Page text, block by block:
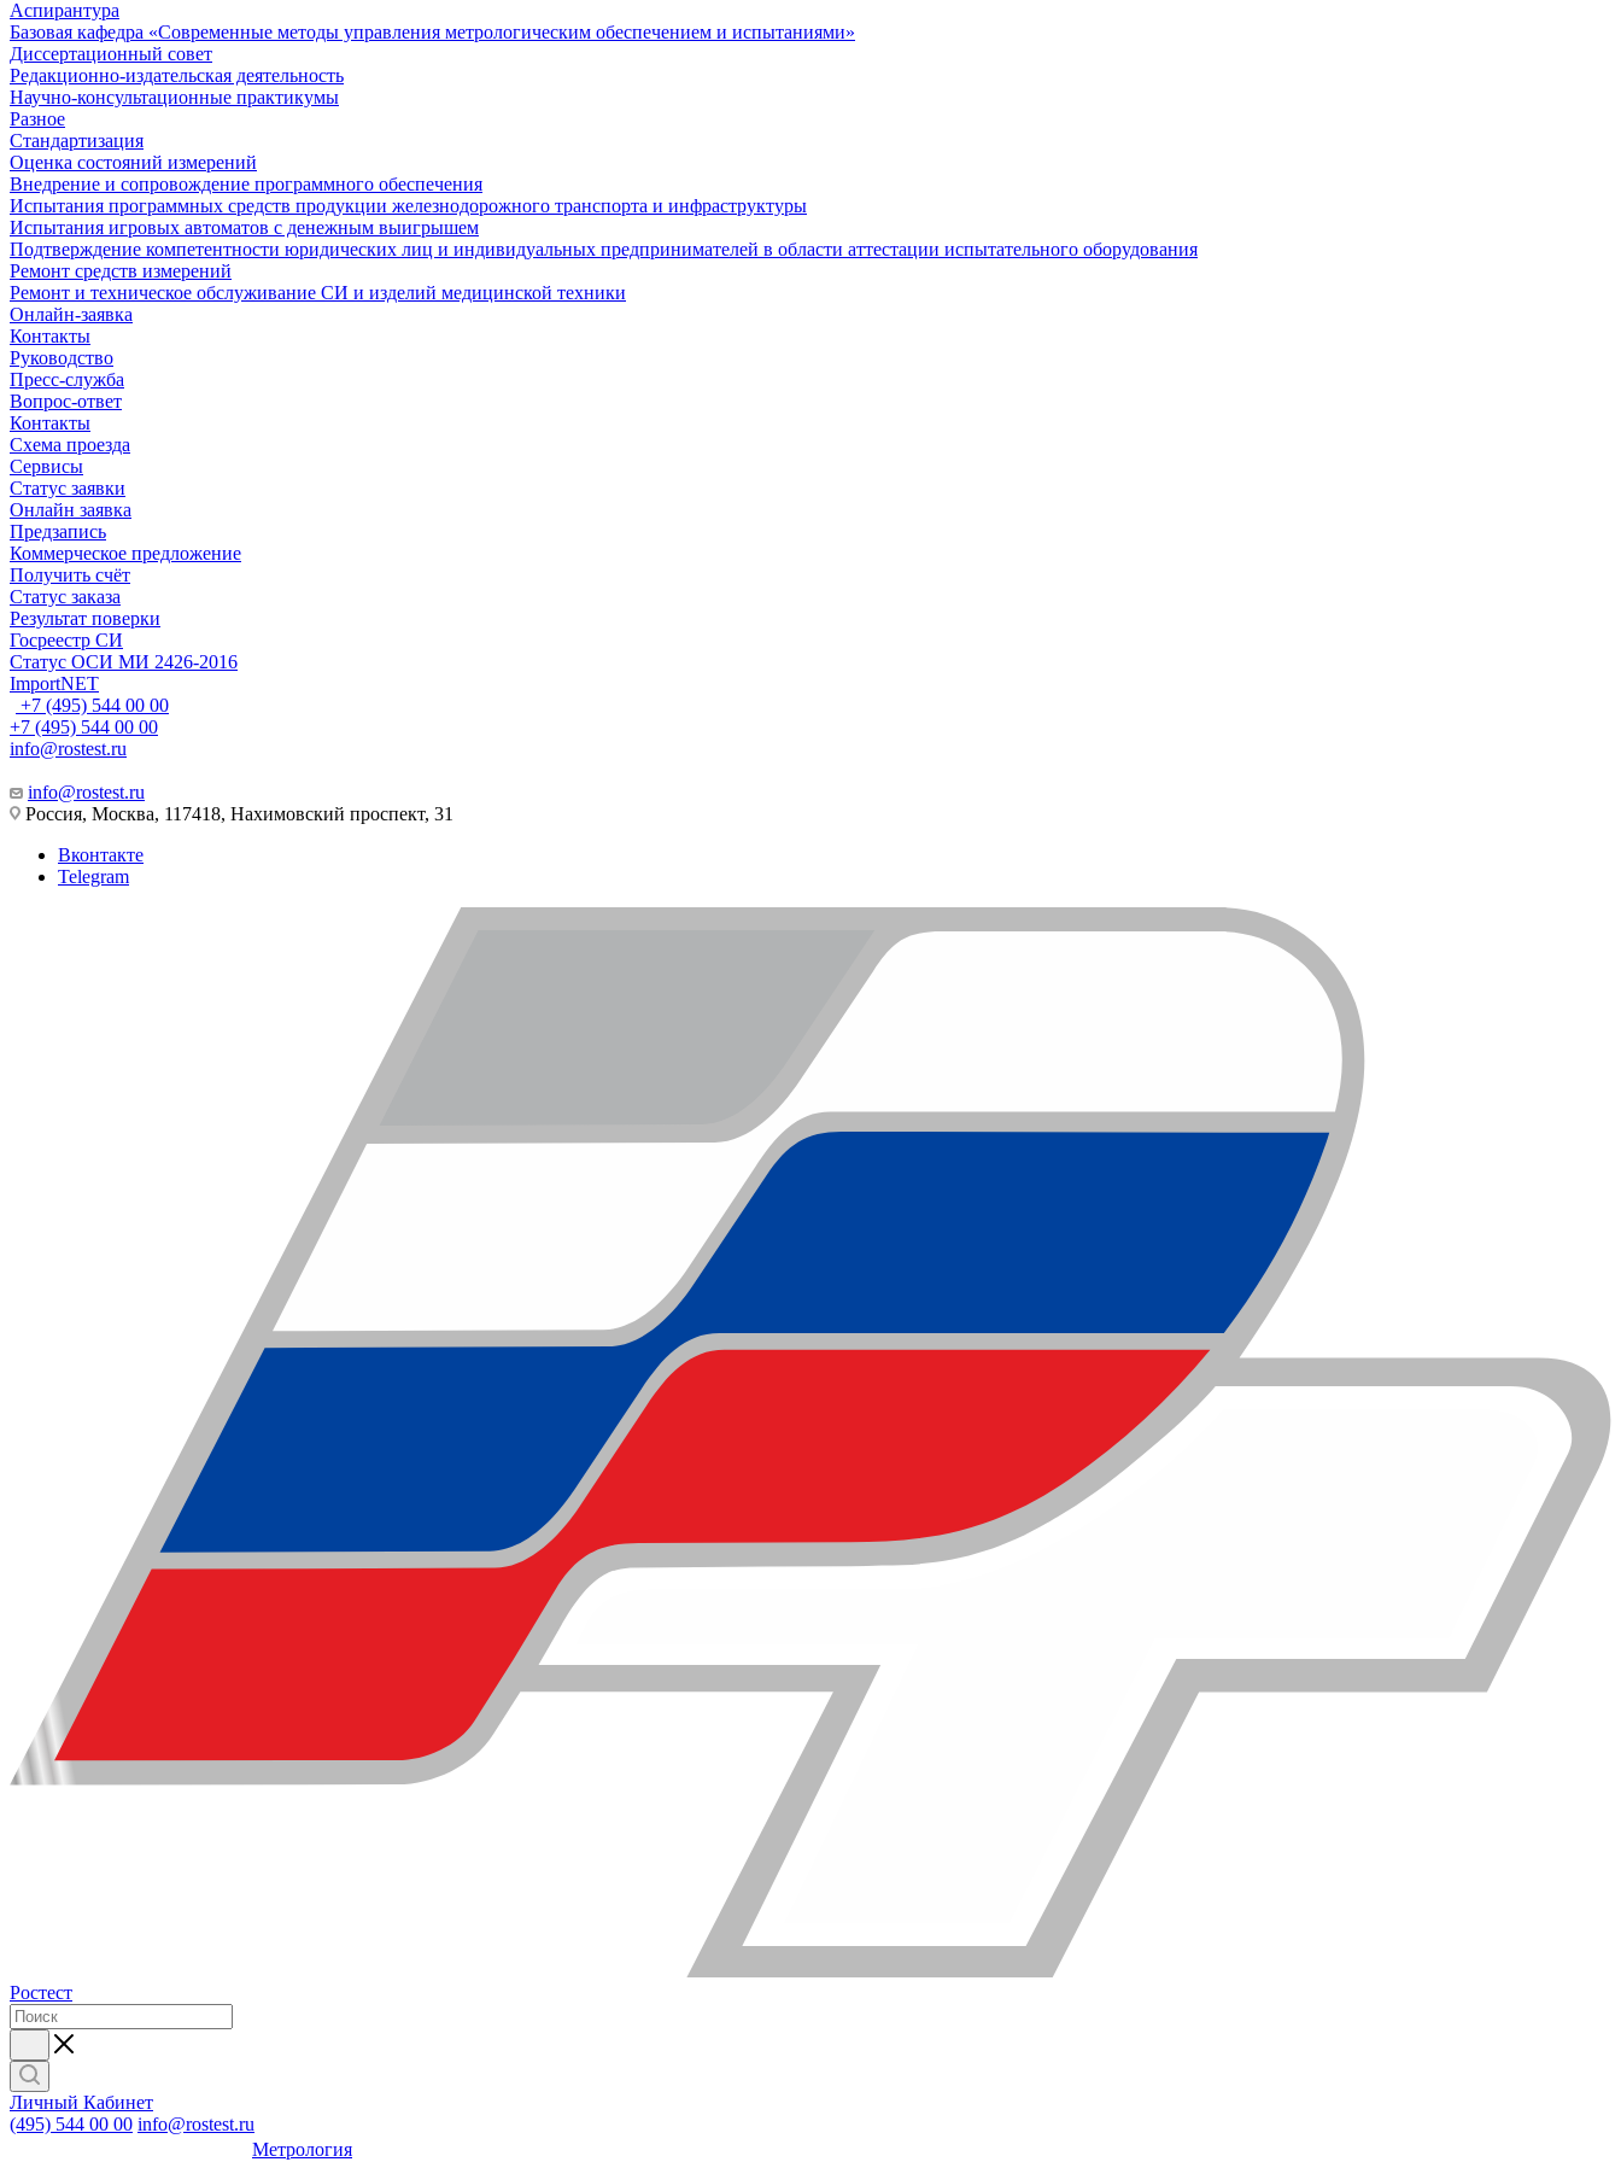
Аспирантура
Базовая кафедра «Современные методы управления метрологическим обеспечением и испытаниями»
Диссертационный совет
Редакционно-издательская деятельность
Научно-консультационные практикумы
Разное
Стандартизация
Оценка состояний измерений
Внедрение и сопровождение программного обеспечения
Испытания программных средств продукции железнодорожного транспорта и инфраструктуры
Испытания игровых автоматов с денежным выигрышем
Подтверждение компетентности юридических лиц и индивидуальных предпринимателей в области аттестации испытательного оборудования
Ремонт средств измерений
Ремонт и техническое обслуживание СИ и изделий медицинской техники
Онлайн-заявка
Контакты
Руководство
Пресс-служба
Вопрос-ответ
Контакты
Схема проезда
Сервисы
Статус заявки
Онлайн заявка
Предзапись
Коммерческое предложение
Получить счёт
Статус заказа
Результат поверки
Госреестр СИ
Статус ОСИ МИ 2426-2016
ImportNET
+7 (495) 544 00 00
+7 (495) 544 00 00
info@rostest.ru
info@rostest.ru
Россия, Москва, 117418, Нахимовский проспект, 31
Вконтакте
Telegram
Ростест
Личный Кабинет
(495) 544 00 00 info@rostest.ru
Метрология